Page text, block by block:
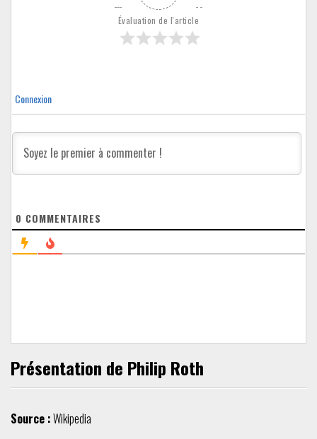
Évaluation de l'article
Connexion
0 COMMENTAIRES
Présentation de Philip Roth
Source :Wikipedia